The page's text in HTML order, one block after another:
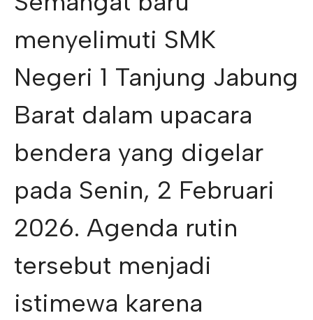
menyelimuti SMK
Negeri 1 Tanjung Jabung
Barat dalam upacara
bendera yang digelar
pada Senin, 2 Februari
2026. Agenda rutin
tersebut menjadi
istimewa karena